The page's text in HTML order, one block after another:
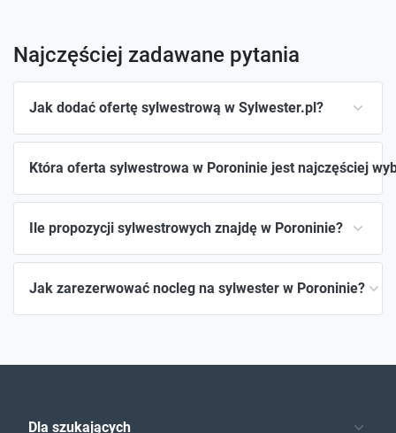
Najczęściej zadawane pytania
Jak dodać ofertę sylwestrową w Sylwester.pl?
Która oferta sylwestrowa w Poroninie jest najczęściej
Ile propozycji sylwestrowych znajdę w Poroninie?
Jak zarezerwować nocleg na sylwester w Poroninie?
Dla szukających